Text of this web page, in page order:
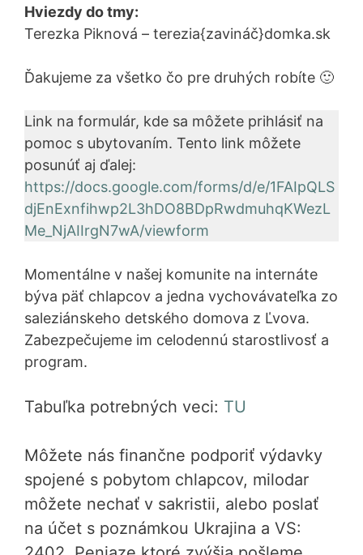
Hviezdy do tmy:
Terezka Piknová – terezia{zavináč}domka.sk
Ďakujeme za všetko čo pre druhých robíte 🙂
Link na formulár, kde sa môžete prihlásiť na
pomoc s ubytovaním. Tento link môžete
posunúť aj ďalej:
https://docs.google.com/forms/d/e/1FAIpQLS
djEnExnfihwp2L3hDO8BDpRwdmuhqKWezL
Me_NjAIIrgN7wA/viewform
Momentálne v našej komunite na internáte
býva päť chlapcov a jedna vychovávateľka zo
saleziánskeho detského domova z Ľvova.
Zabezpečujeme im celodennú starostlivosť a
program.
Tabuľka potrebných veci: TU
Môžete nás finančne podporiť výdavky
spojené s pobytom chlapcov, milodar
môžete nechať v sakristii, alebo poslať
na účet s poznámkou Ukrajina a VS: